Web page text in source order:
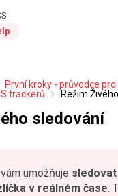
První kroky - průvodce
trackerů
Režim
sledování
umožňuje
v reálném čase.